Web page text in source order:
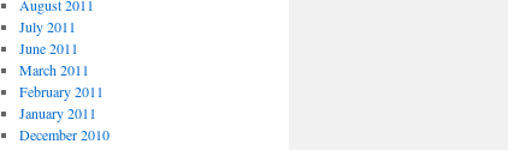
August 2011
July 2011
June 2011
March 2011
February 2011
January 2011
December 2010